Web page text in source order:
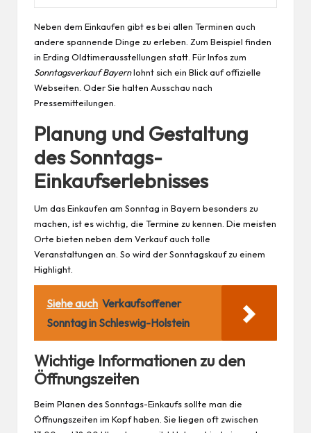
Neben dem Einkaufen gibt es bei allen Terminen auch
andere spannende Dinge zu erleben. Zum Beispiel finden
in Erding Oldtimerausstellungen statt. Für Infos zum
Sonntagsverkauf Bayernlohnt sich ein Blick auf offizielle
Webseiten. Oder Sie halten Ausschau nach
Pressemitteilungen.
Planung und Gestaltung
des Sonntags-
Einkaufserlebnisses
Um das Einkaufen am Sonntag in Bayern besonders zu
machen, ist es wichtig, die Termine zu kennen. Die meisten
Orte bieten neben dem Verkauf auch tolle
Veranstaltungen an. So wird der Sonntagskauf zu einem
Highlight.
Siehe auch Verkaufsoffener
Sonntag in Schleswig-Holstein
Wichtige Informationen zu den
Öffnungszeiten
Beim Planen des Sonntags-Einkaufs sollte man die
Öffnungszeiten im Kopf haben. Sie liegen oft zwischen